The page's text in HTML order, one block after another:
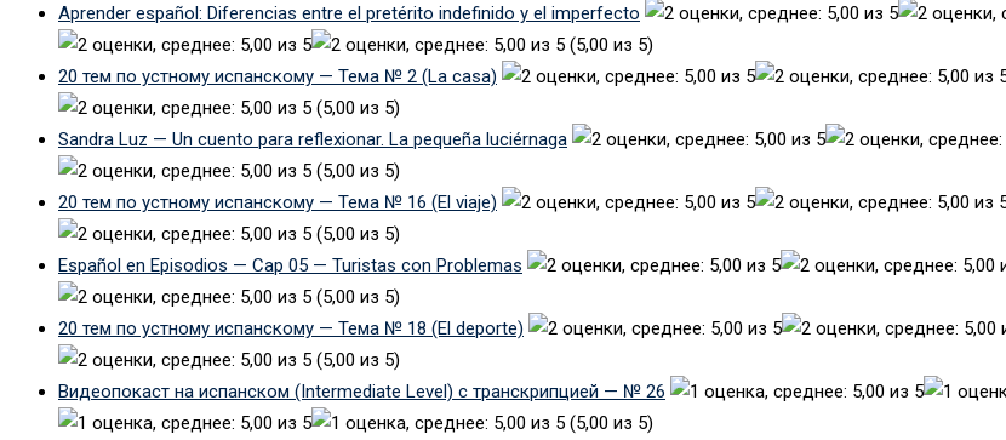
Aprender español: Diferencias entre el pretérito indefinido y el imperfecto
(5,00 из 5)
20 тем по устному испанскому — Тема № 2 (La casa)
(5,00 из 5)
Sandra Luz — Un cuento para reflexionar. La pequeña luciérnaga
(5,00 из 5)
20 тем по устному испанскому — Тема № 16 (El viaje)
(5,00 из 5)
Español en Episodios — Cap 05 — Turistas con Problemas
(5,00 из 5)
20 тем по устному испанскому — Тема № 18 (El deporte)
(5,00 из 5)
Видеопокаст на испанском (Intermediate Level) с транскрипцией — № 26
(5,00 из 5)